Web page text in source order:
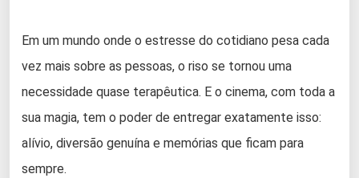
Em um mundo onde o estresse do cotidiano pesa cada
vez mais sobre as pessoas, o riso se tornou uma
necessidade quase terapêutica. E o cinema, com toda a
sua magia, tem o poder de entregar exatamente isso:
alívio, diversão genuína e memórias que ficam para
sempre.